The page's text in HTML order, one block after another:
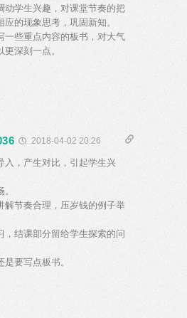
动学生兴趣，对课堂节奏的把
的现象思考，巩固新知。
一些重点内容的板书，对大气
深刻一点。
2018-04-02 20:26
入，产生对比，引起学生兴
解节奏合理，压岁钱的例子举
，结课部分留给学生探索的问
要写点板书。